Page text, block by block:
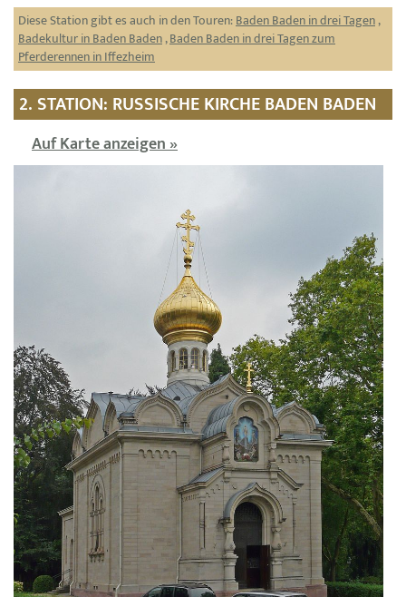
Diese Station gibt es auch in den Touren:Baden Baden in drei Tagen,
Badekultur in Baden Baden,Baden Baden in drei Tagen zum
Pferderennen in Iffezheim
2. STATION: RUSSISCHE KIRCHE BADEN BADEN
Auf Karte anzeigen »